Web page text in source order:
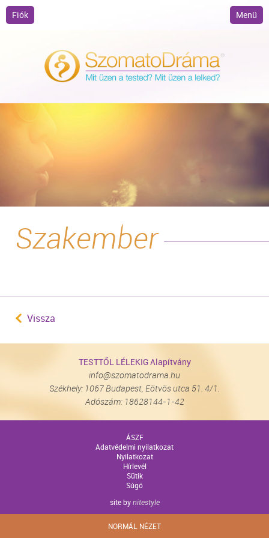
Fiók Menü
Szakember
Vissza
TESTTŐL LÉLEKIG Alapítvány
info@szomatodrama.hu
Székhely: 1067 Budapest, Eötvös utca 51. 4/1.
Adószám: 18628144-1-42
ÁSZF
Adatvédelmi nyilatkozat
Nyilatkozat
Hírlevél
Sütik
Súgó
site bynitestyle
NORMÁL NÉZET